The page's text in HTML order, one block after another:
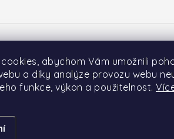
cookies, abychom Vám umožnili
a díky analýze provozu webu
funkce, výkon a použitelnost.